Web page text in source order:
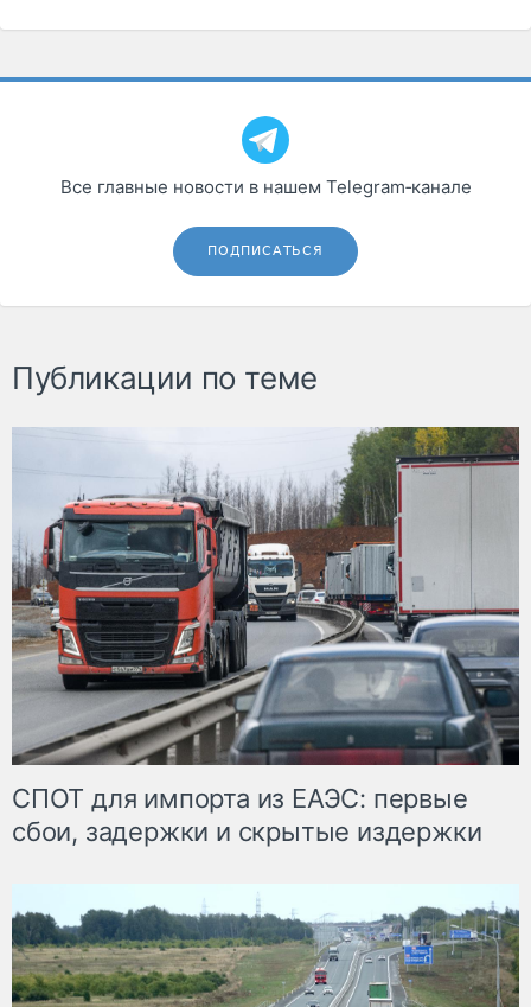
Все главные новости в нашем Telegram‑канале
ПОДПИСАТЬСЯ
Публикации по теме
СПОТ для импорта из ЕАЭС: первые
сбои, задержки и скрытые издержки